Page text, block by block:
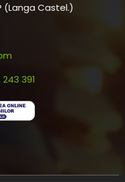
(Langa Castel.)
391